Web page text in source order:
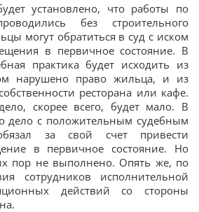
установлено, что работы по
без строительного
могут обратиться в суд с иском
в первичное состояние. В
практика будет исходить из
нарушено право жильца, и из
ресторана или кафе.
скорее всего, будет мало. В
дело с положительным судебным
за свой счет привести
в первичное состояние. Но
пор не выполнено. Опять же, по
сотрудников исполнительной
действий со стороны